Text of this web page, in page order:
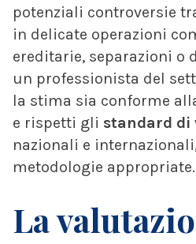
potenziali controversie
in delicate operazioni
ereditarie, separazioni o
un professionista del
la stima sia conforme
e rispetti gli standard di
nazionali e
metodologie appropriate.
La